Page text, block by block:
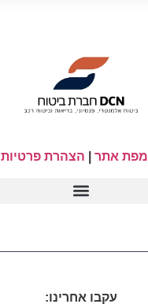
מפת אתר הצהרת פרטיות
עקבו אחרינו: